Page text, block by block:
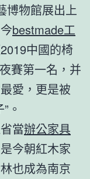
博物館展出上
bestmade工
中國的椅
夜賽第一名，并
愛，更是被
。
當辦公家具
今朝紅木家
也成為南京